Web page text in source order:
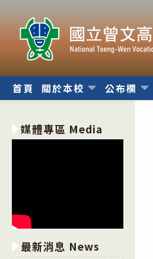
內
首頁 關於本校 公布欄
媒體專區 Media
最新消息 News